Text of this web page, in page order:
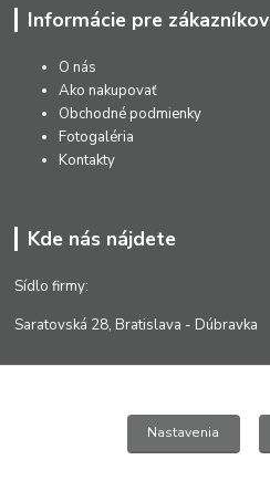
Informácie pre zákazníkov
O nás
Ako nakupovať
Obchodné podmienky
Fotogaléria
Kontakty
Kde nás nájdete
Sídlo firmy:
Saratovská 28, Bratislava - Dúbravka
Nastavenia